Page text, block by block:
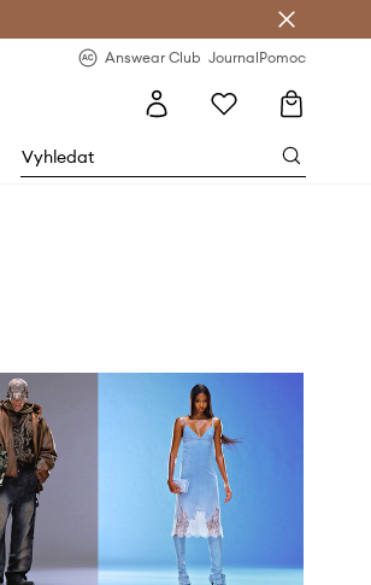
Answear Club JournalPomoc